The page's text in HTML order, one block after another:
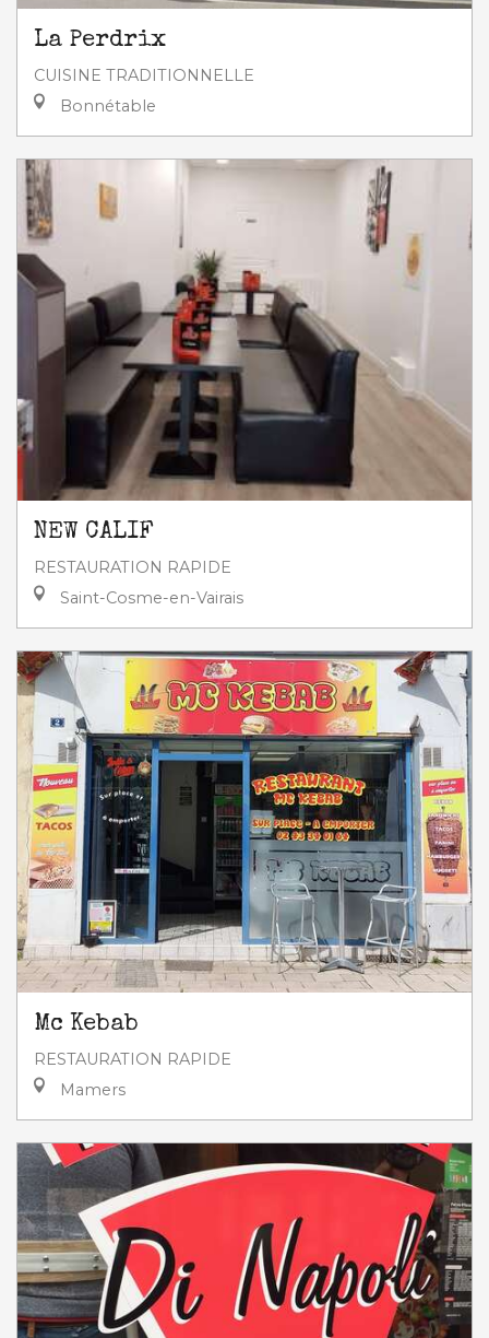
La Perdrix
CUISINE TRADITIONNELLE
Bonnétable
NEW CALIF
RESTAURATION RAPIDE
Saint-Cosme-en-Vairais
Mc Kebab
RESTAURATION RAPIDE
Mamers